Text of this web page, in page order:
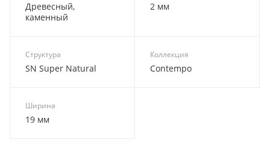
Древесный,
каменный
2 мм
Структура
SN Super Natural
Коллекция
Contempo
Ширина
19 мм